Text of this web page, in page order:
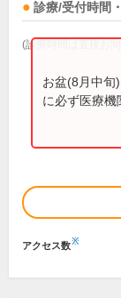
診療/受付時間
(診療時間は直接お
お盆(8月中旬
に必ず医療機
アクセス数※